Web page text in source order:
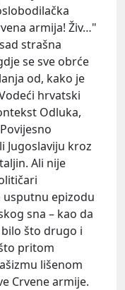
armija! Živ…"
strašna
se sve obrće
od, kako je
hrvatski
Odluka,
Jugoslaviju kroz
Ali nije
epizodu
sna – kao da
što drugo i
pritom
lišenom
Crvene armije.